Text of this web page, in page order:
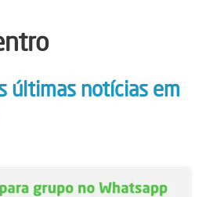
últimas notícias em